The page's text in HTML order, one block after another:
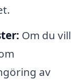
Om du vill
av